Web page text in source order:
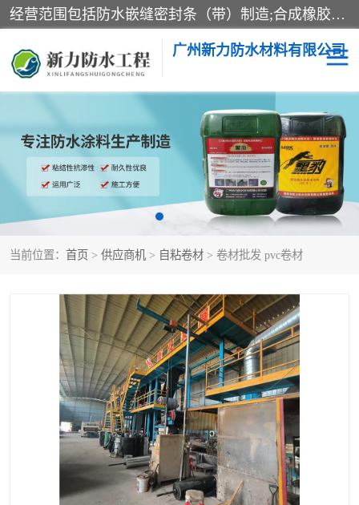
经营范围包括防水嵌缝密封条（带）制造;合成橡胶制造（监控化学品、危险化学品除外）;沥青混合物制造;防水胶粘带制造;其他合成材料制造（监控化学品、危险化学品除外）;涂料制造（监控化学品、危险化学品除外）;建筑结构防水补漏;防水建筑材料制造;粘合剂制造（监控化学品、危险化学品除外）;涂料零售;广州新力防水材料有限公司具有1处分支机构。
广州新力防水材料有限公司
当前位置： 首页 > 供应商机 > 自粘卷材 > 卷材批发 pvc卷材
黑豹防水胶 建筑108胶水
乳化沥青防水涂料 自粘卷材
非固化橡胶防水涂料